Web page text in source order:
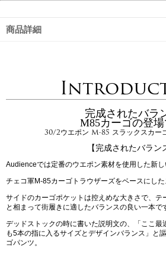
商品詳細
完成されたバラ
M85カーゴの登
30/2ウエポン M-85 スラックスカー
【完成されたバラン
Audienceでは定番のウエポン素材を使用した新し
チェコ軍M-85カーゴトラウザーズをベースにした
サイドのカーゴポケットは控えめな大きさで、テ
と相まって街履きに適したバランスの良い一本で
デッドストックの時に書いた説明文の、「ここ最
も5本の指に入るサイズとデザインバランス」と
ゴパンツ。